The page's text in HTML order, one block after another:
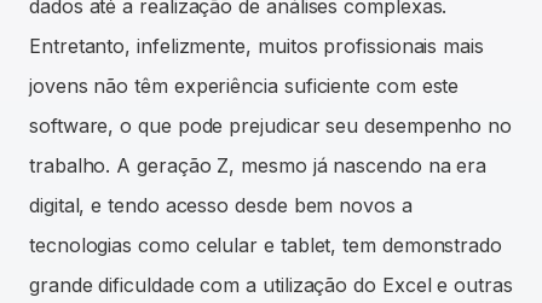
dados até a realização de análises complexas.
Entretanto, infelizmente, muitos profissionais mais
jovens não têm experiência suficiente com este
software, o que pode prejudicar seu desempenho no
trabalho. A geração Z, mesmo já nascendo na era
digital, e tendo acesso desde bem novos a
tecnologias como celular e tablet, tem demonstrado
grande dificuldade com a utilização do Excel e outras